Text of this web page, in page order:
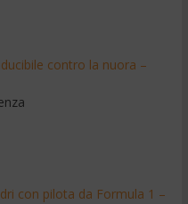
contro la nuora –
con pilota da Formula 1 –